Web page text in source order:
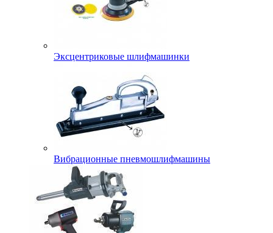
Эксцентриковые шлифмашинки
Вибрационные пневмошлифмашины